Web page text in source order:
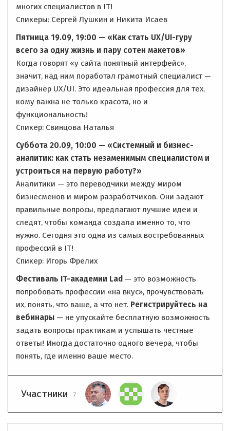
многих специалистов в IT!
Спикеры: Сергей Лушкин и Никита Исаев
Пятница 19.09, 19:00 — «Как стать UX/UI-гуру
всего за одну жизнь и пару сотен макетов»
Когда говорят «у сайта понятный интерфейс»,
значит, над ним поработал грамотный специалист —
дизайнер UX/UI. Это идеальная профессия для тех,
кому важна не только красота, но и
функциональность!
Спикер: Свинцова Наталья
Суббота 20.09, 10:00 — «Системный и бизнес-
аналитик: как стать незаменимым специалистом и
устроиться на первую работу?»
Аналитики — это переводчики между миром
бизнесменов и миром разработчиков. Они задают
правильные вопросы, предлагают лучшие идеи и
следят, чтобы команда создала именно то, что
нужно. Сегодня это одна из самых востребованных
профессий в IT!
Спикер: Игорь Фрелих
Фестиваль IT-академии Lad — это возможность
попробовать профессии «на вкус», прочувствовать
их, понять, что ваше, а что нет. Регистрируйтесь на
вебинары — не упускайте бесплатную возможность
задать вопросы практикам и услышать честные
ответы! Иногда достаточно одного вечера, чтобы
понять, где именно ваше место.
Участники 7